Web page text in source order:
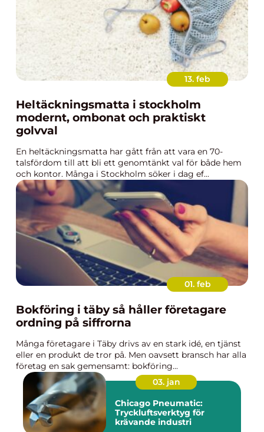
13. feb
Heltäckningsmatta i stockholm
modernt, ombonat och praktiskt
golvval
En heltäckningsmatta har gått från att vara en 70-
talsfördom till att bli ett genomtänkt val för både hem
och kontor. Många i Stockholm söker i dag ef...
01. feb
Bokföring i täby så håller företagare
ordning på siffrorna
Många företagare i Täby drivs av en stark idé, en tjänst
eller en produkt de tror på. Men oavsett bransch har alla
företag en sak gemensamt: bokföring...
03. jan
Chicago Pneumatic:
Tryckluftsverktyg för
krävande industri